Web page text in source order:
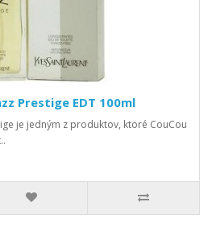
Prestige EDT 100ml
je jedným z produktov, ktoré CouCou